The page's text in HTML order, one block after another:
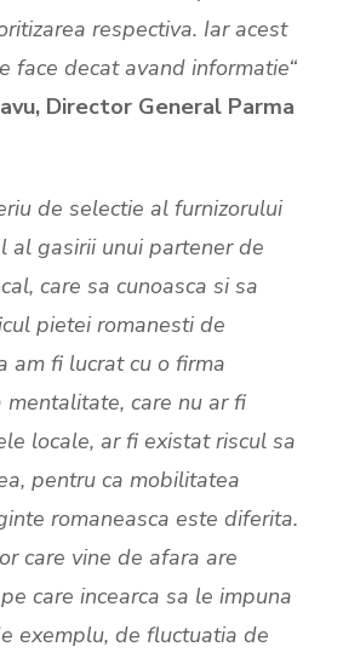
respectiva. Iar acest
face decat avand informatie“
Director General Parma
de selectie al furnizorului
al gasirii unui partener de
care sa cunoasca si sa
pietei romanesti de
am fi lucrat cu o firma
mentalitate, care nu ar fi
locale, ar fi existat riscul sa
pentru ca mobilitatea
romaneasca este diferita.
care vine de afara are
care incearca sa le impuna
exemplu, de fluctuatia de